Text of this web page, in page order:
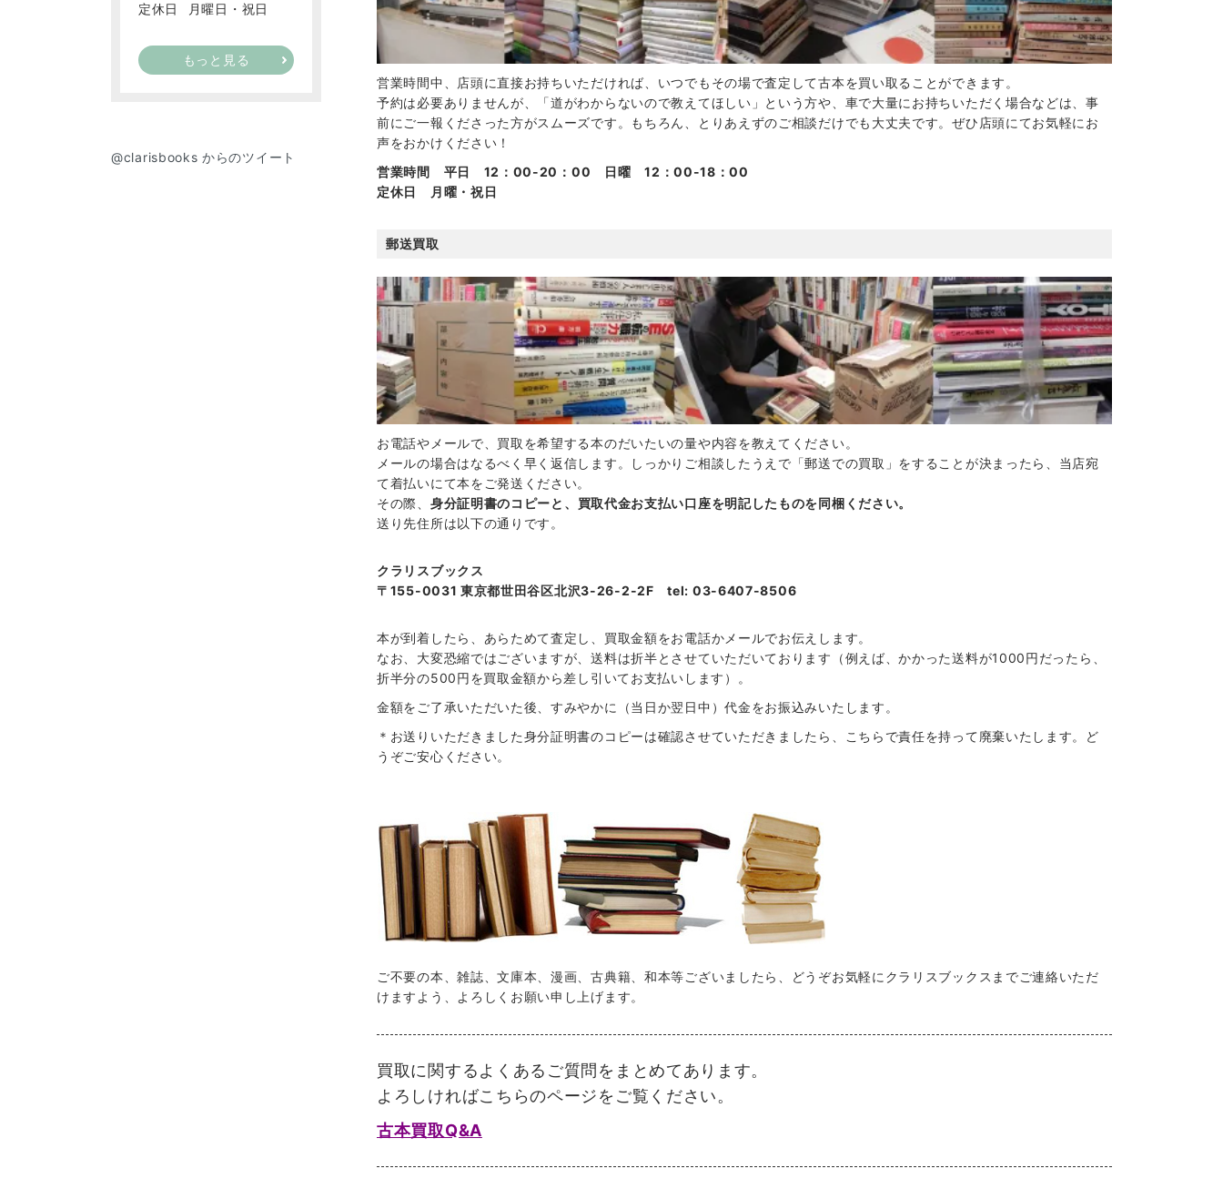
営業時間中、店頭に直接お持ちいただければ、いつでもその場で査定して古本を買い取ることができます。
予約は必要ありませんが、「道がわからないので教えてほしい」という方や、車で大量にお持ちいただく場合などは、事
前にご一報くださった方がスムーズです。もちろん、とりあえずのご相談だけでも大丈夫です。ぜひ店頭にてお気軽にお
声をおかけください！
営業時間 平日 12：00-20：00 日曜 12：00-18：00
定休日 月曜・祝日
郵送買取
お電話やメールで、買取を希望する本のだいたいの量や内容を教えてください。
メールの場合はなるべく早く返信します。しっかりご相談したうえで「郵送での買取」をすることが決まったら、当店宛
て着払いにて本をご発送ください。
その際、 身分証明書のコピーと、買取代金お支払い口座を明記したものを同梱ください。
送り先住所は以下の通りです。
クラリスブックス
〒155-0031 東京都世田谷区北沢3-26-2-2F tel: 03-6407-8506
本が到着したら、あらためて査定し、買取金額をお電話かメールでお伝えします。
なお、大変恐縮ではございますが、送料は折半とさせていただいております（例えば、かかった送料が1000円だったら、
折半分の500円を買取金額から差し引いてお支払いします）。
金額をご了承いただいた後、すみやかに（当日か翌日中）代金をお振込みいたします。
＊お送りいただきました身分証明書のコピーは確認させていただきましたら、こちらで責任を持って廃棄いたします。ど
うぞご安心ください。
ご不要の本、雑誌、文庫本、漫画、古典籍、和本等ございましたら、どうぞお気軽にクラリスブックスまでご連絡いただ
けますよう、よろしくお願い申し上げます。
買取に関するよくあるご質問をまとめてあります。
よろしければこちらのページをご覧ください。
古本買取Q&A
定休日
月曜日・祝日
もっと見る
@clarisbooks からのツイート